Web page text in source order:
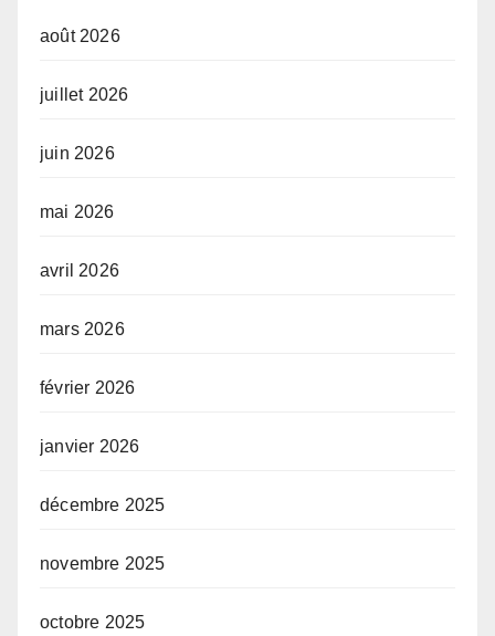
août 2026
juillet 2026
juin 2026
mai 2026
avril 2026
mars 2026
février 2026
janvier 2026
décembre 2025
novembre 2025
octobre 2025